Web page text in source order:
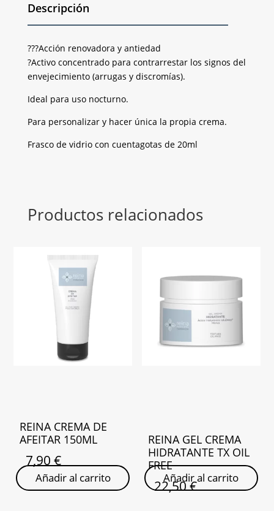
Descripción
???Acción renovadora y antiedad
?Activo concentrado para contrarrestar los signos del
envejecimiento (arrugas y discromías).
Ideal para uso nocturno.
Para personalizar y hacer única la propia crema.
Frasco de vidrio con cuentagotas de 20ml
Productos relacionados
REINA CREMA DE
AFEITAR 150ML
7,90€
Añadir al carrito
REINA GEL CREMA
HIDRATANTE TX OIL
FREE
22,50€
Añadir al carrito